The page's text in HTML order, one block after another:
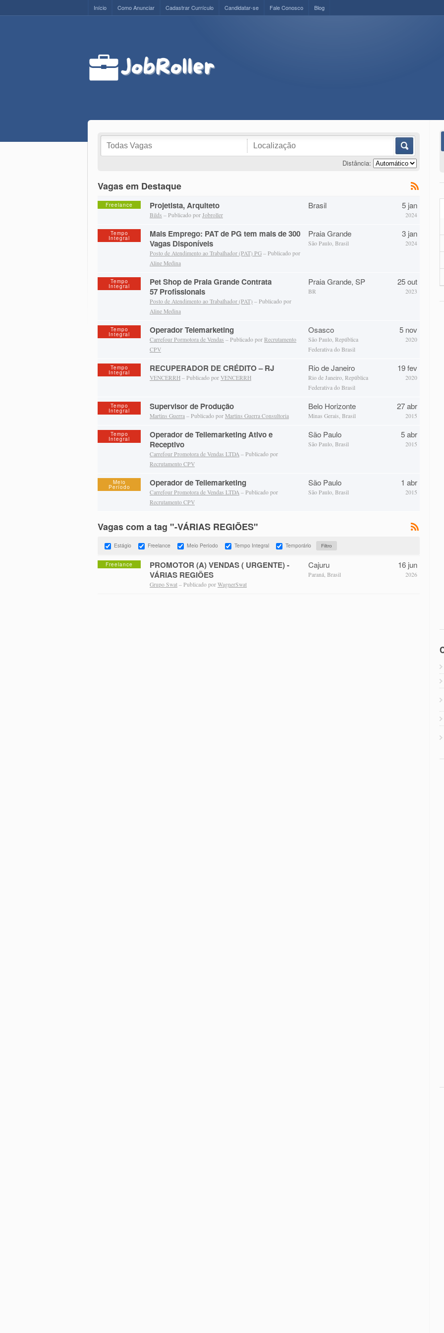
Início Como Anunciar Cadastrar Currículo Candidatar-se Fale Conosco Blog
Distância:
Vagas em Destaque
Freelance Projetista, Arquiteto
Bilds – Publicado por Jobroller
Brasil 5 jan
2024
Tempo
Integral
Mais Emprego: PAT de PG tem mais de 300
Vagas Disponíveis
Posto de Atendimento ao Trabalhador (PAT) PG – Publicado por
Aline Medina
Praia Grande
São Paulo, Brasil
3 jan
2024
Tempo
Integral
Pet Shop de Praia Grande Contrata
57 Profissionais
Posto de Atendimento ao Trabalhador (PAT) – Publicado por
Aline Medina
Praia Grande, SP
BR
25 out
2023
Tempo
Integral Operador Telemarketing
Carrefour Pormotora de Vendas – Publicado por Recrutamento
CPV
Osasco
São Paulo, República
Federativa do Brasil
5 nov
2020
Tempo
Integral RECUPERADOR DE CRÉDITO – RJ
VENCERRH – Publicado por VENCERRH
Rio de Janeiro
Rio de Janeiro, República
Federativa do Brasil
19 fev
2020
Tempo
Integral Supervisor de Produção
Martins Guerra – Publicado por Martins Guerra Consultoria
Belo Horizonte
Minas Gerais, Brasil
27 abr
2015
Tempo
Integral
Operador de Tellemarketing Ativo e
Receptivo
Carrefour Promotora de Vendas LTDA – Publicado por
Recrutamento CPV
São Paulo
São Paulo, Brasil
5 abr
2015
Meio
Período Operador de Tellemarketing
Carrefour Promotora de Vendas LTDA – Publicado por
Recrutamento CPV
São Paulo
São Paulo, Brasil
1 abr
2015
Vagas com a tag "-VÁRIAS REGIÕES"
Estágio Freelance Meio Período Tempo Integral Temporário
Freelance
PROMOTOR (A) VENDAS ( URGENTE) -
VÁRIAS REGIÕES
Grupo Swat – Publicado por WagnerSwat
Cajuru
Paraná, Brasil
16 jun
2026